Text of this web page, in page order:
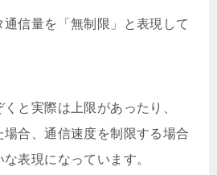
信量を「無制限」と表現して
と実際は上限があったり、
場合、通信速度を制限する場合
表現になっています。